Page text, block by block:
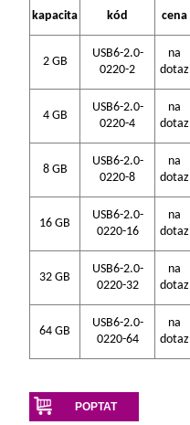
kapacita kód cena
2 GB
USB6-2.0-
0220-2
na
dotaz
4 GB
USB6-2.0-
0220-4
na
dotaz
8 GB
USB6-2.0-
0220-8
na
dotaz
16 GB
USB6-2.0-
0220-16
na
dotaz
32 GB
USB6-2.0-
0220-32
na
dotaz
64 GB
USB6-2.0-
0220-64
na
dotaz
POPTAT